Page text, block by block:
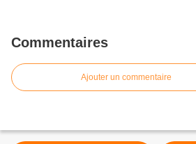
Commentaires
Ajouter un commentaire